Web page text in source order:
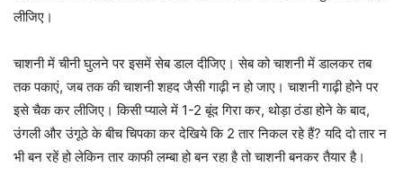
लीजिए।
चाशनी में चीनी घुलने पर इसमें सेब डाल दीजिए। सेब को चाशनी में डालकर तब
तक पकाएं, जब तक की चाशनी शहद जैसी गाढ़ी न हो जाए। चाशनी गाढ़ी होने पर
इसे चैक कर लीजिए। किसी प्याले में 1-2 बूंद गिरा कर, थोड़ा ठंडा होने के बाद,
उंगली और उंगूठे के बीच चिपका कर देखिये कि 2 तार निकल रहे हैं? यदि दो तार न
भी बन रहें हो लेकिन तार काफी लम्बा हो बन रहा है तो चाशनी बनकर तैयार है।